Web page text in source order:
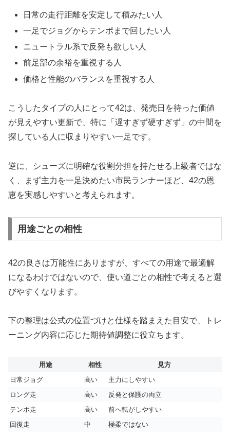
日常の走行距離を安定して積みたい人
一足でジョグからテンポまで回したい人
ニュートラル系で反発も欲しい人
前足部の余裕を重視する人
価格と性能のバランスを重視する人
こうしたタイプの人にとって42は、発売日を待った価値
が見えやすい更新で、特に「遅すぎず硬すぎず」の中間を
探している人に収まりやすい一足です。
逆に、シューズに明確な役割分担を持たせる上級者ではな
く、まず主力を一足決めたい市民ランナーほど、42の恩
恵を実感しやすいと考えられます。
用途ごとの相性
42の良さは万能性にありますが、すべての用途で最適解
になるわけではないので、使い道ごとの相性で考えると選
びやすくなります。
下の整理は公式の位置づけと仕様を踏まえた目安で、トレ
ーニング内容に応じた期待値調整に役立ちます。
用途 相性
見方
日常ジョグ
高い
主力にしやすい
ロング走
高い
反発と保護の両立
テンポ走
高い
前へ転がしやすい
回復走
中
極柔ではない